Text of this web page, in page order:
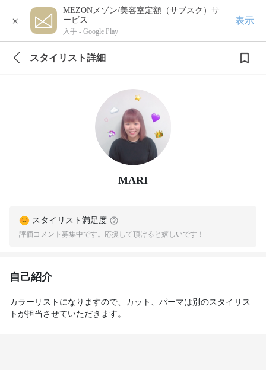
×
MEZONメゾン/美容室定額（サブスク）サ
ービス
入手 - Google Play
表示
スタイリスト詳細
MARI
スタイリスト満足度
評価コメント募集中です。応援して頂けると嬉しいです！
自己紹介
カラーリストになりますので、カット、パーマは別のスタイリス
トが担当させていただきます。